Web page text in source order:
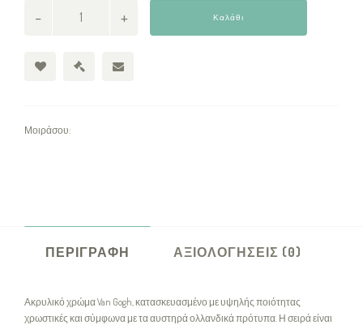
Καλάθι
Μοιράσου:
ΠΕΡΙΓΡΑΦΉ ΑΞΙΟΛΟΓΉΣΕΙΣ (0)
Ακρυλικό χρώμα Van Gogh, κατασκευασμένο με υψηλής ποιότητας
χρωστικές και σύμφωνα με τα αυστηρά ολλανδικά πρότυπα. Η σειρά είναι